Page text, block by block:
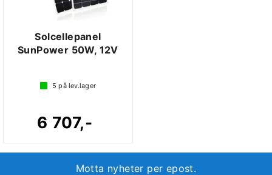
Solcellepanel
SunPower 50W, 12V
5 på lev.lager
6 707,-
Motta nyheter per epost.